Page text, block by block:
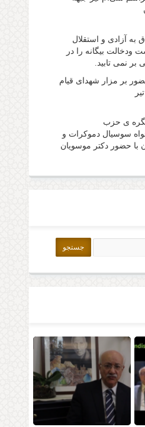
به آزادی و استقلال
ودخالت بیگانه را در
بر نمی تابید.
بر مزار شهدای قیام
ی حزب
سوسیال دموکرات و
با حضور دکتر موسویان